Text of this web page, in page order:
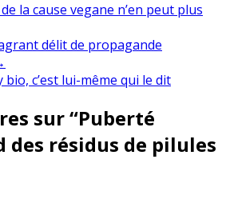
la cause vegane n’en peut plus
délit de propagande
c’est lui-même qui le dit
sur “Puberté
des résidus de pilules